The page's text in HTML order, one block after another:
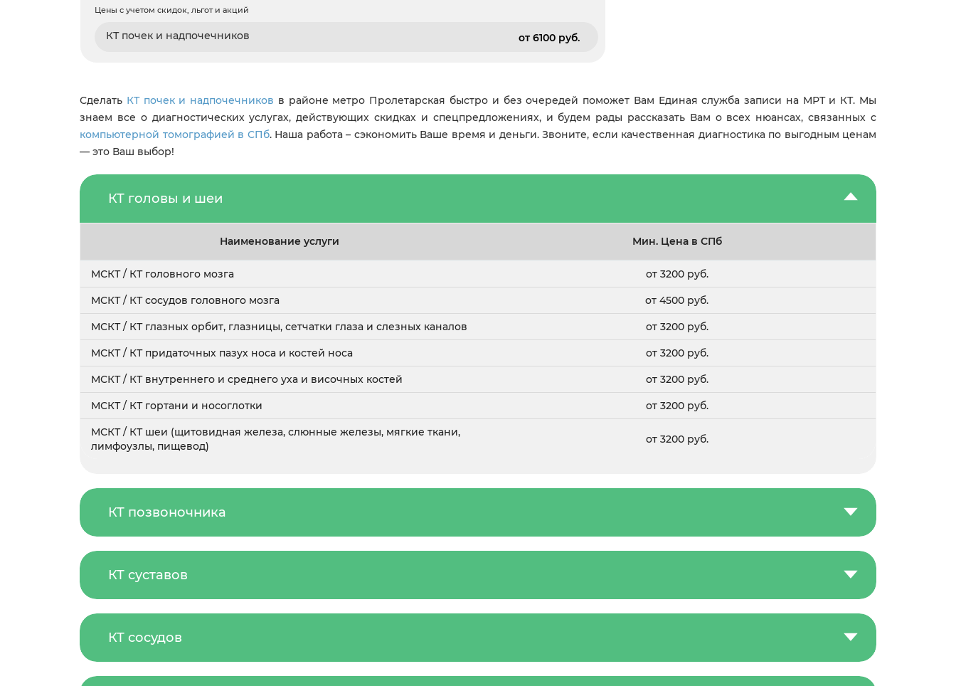
Цены с учетом скидок, льгот и акций
КТ почек и надпочечников от 6100 pуб.
Сделать КТ почек и надпочечников в районе метро Пролетарская быстро и без очередей поможет Вам Единая служба записи на МРТ и КТ. Мы
знаем все о диагностических услугах, действующих скидках и спецпредложениях, и будем рады рассказать Вам о всех нюансах, связанных с
компьютерной томографией в СПб. Наша работа – сэкономить Ваше время и деньги. Звоните, если качественная диагностика по выгодным ценам
— это Ваш выбор!
КТ головы и шеи
Наименование услуги Мин. Цена в СПб
МСКТ / КТ головного мозга от 3200 руб.
МСКТ / КТ сосудов головного мозга от 4500 руб.
МСКТ / КТ глазных орбит, глазницы, сетчатки глаза и слезных каналов от 3200 руб.
МСКТ / КТ придаточных пазух носа и костей носа от 3200 руб.
МСКТ / КТ внутреннего и среднего уха и височных костей от 3200 руб.
МСКТ / КТ гортани и носоглотки от 3200 руб.
МСКТ / КТ шеи (щитовидная железа, слюнные железы, мягкие ткани,
лимфоузлы, пищевод)
от 3200 руб.
КТ позвоночника
КТ суставов
КТ сосудов